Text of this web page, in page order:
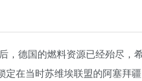
，德国的燃料资源已经殆尽，
在当时苏维埃联盟的阿塞拜